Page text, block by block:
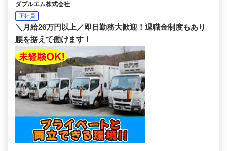
ダブルエム株式会社
正社員
＼月給26万円以上／即日勤務大歓迎！退職金制度もあり
腰を据えて働けます！